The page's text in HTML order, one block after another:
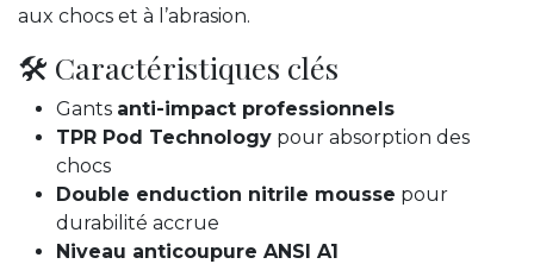
aux chocs et à l’abrasion.
🛠️ Caractéristiques clés
Gants anti-impact professionnels
TPR Pod Technology pour absorption des
chocs
Double enduction nitrile mousse pour
durabilité accrue
Niveau anticoupure ANSI A1